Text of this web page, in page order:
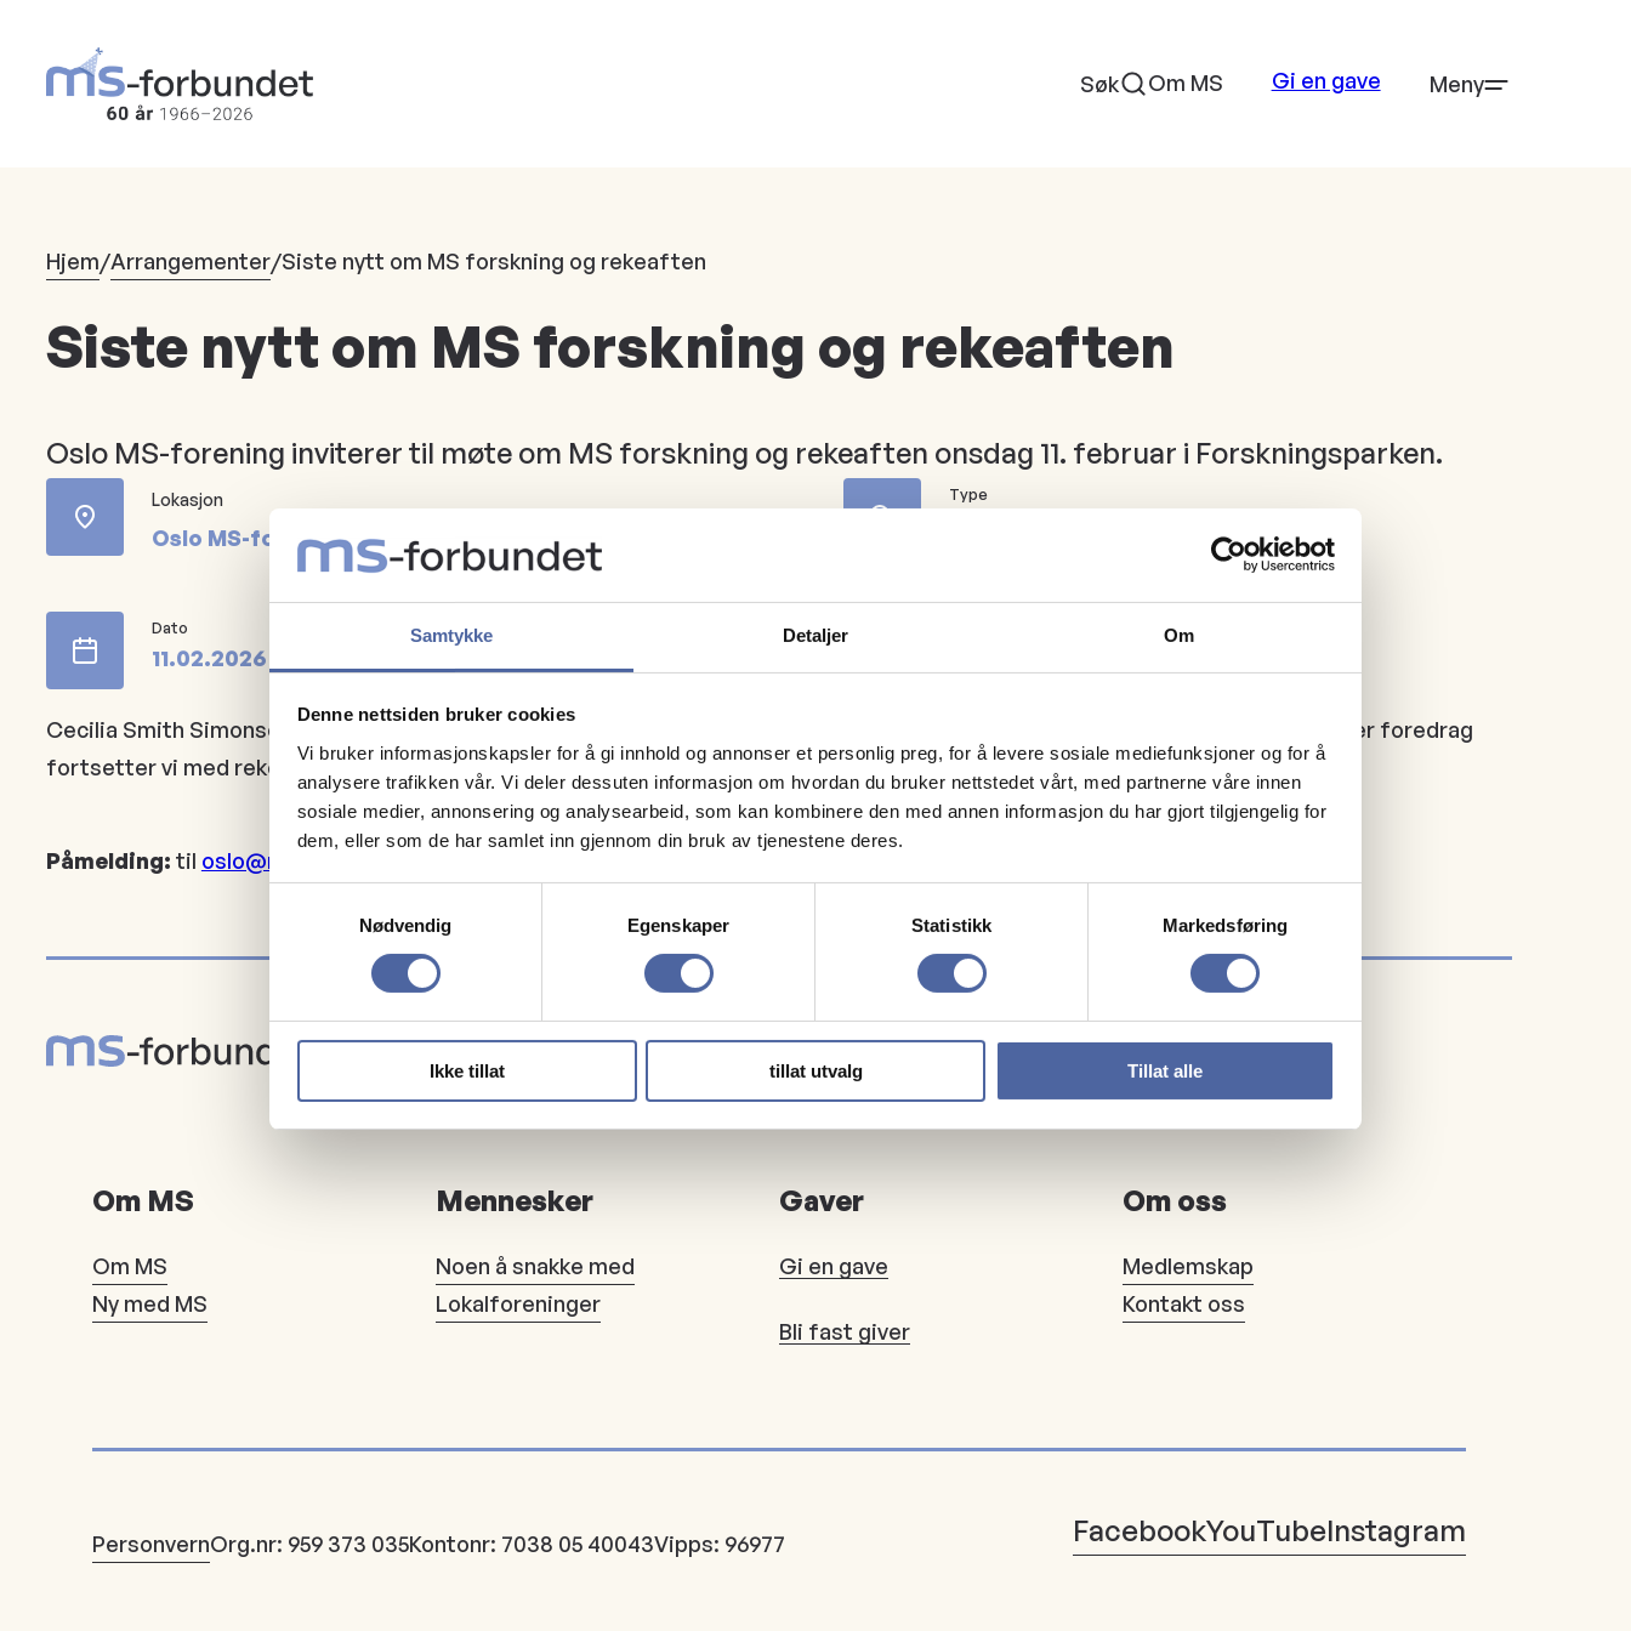
Samtykke Detaljer Om
Denne nettsiden bruker cookies
Vi bruker informasjonskapsler for å gi innhold og annonser et personlig preg, for å levere sosiale mediefunksjoner og for å
analysere trafikken vår. Vi deler dessuten informasjon om hvordan du bruker nettstedet vårt, med partnerne våre innen
sosiale medier, annonsering og analysearbeid, som kan kombinere den med annen informasjon du har gjort tilgjengelig for
dem, eller som de har samlet inn gjennom din bruk av tjenestene deres.
Nødvendig
Egenskaper Statistikk Markedsføring
Ikke tillat tillat utvalg Tillat alle
hovedinnhold
Søk Om MS Gi en gave Meny
Hjem/Arrangementer/Siste nytt om MS forskning og rekeaften
Siste nytt om MS forskning og rekeaften
Oslo MS-forening inviterer til møte om MS forskning og rekeaften onsdag 11. februar i Forskningsparken.
Lokasjon
Oslo MS-forening
Type
Dato
11.02.2026
Cecilia Smith Simonsen og Elisabeth G. Celius fra OUS MS Forskningsgruppa forteller litt om siste nytt fra MS forskningen. Etter foredrag
fortsetter vi med rekeaften. Servering av mat og drikke.
Påmelding: til oslo@msfo.no
Om MS
Om MS
Ny med MS
Mennesker
Noen å snakke med
Lokalforeninger
Gaver
Gi en gave
Bli fast giver
Om oss
Medlemskap
Kontakt oss
PersonvernOrg.nr: 959 373 035Kontonr: 7038 05 40043Vipps: 96977 FacebookYouTubeInstagram